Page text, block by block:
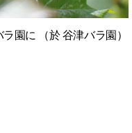
園に （於 谷津バラ園）